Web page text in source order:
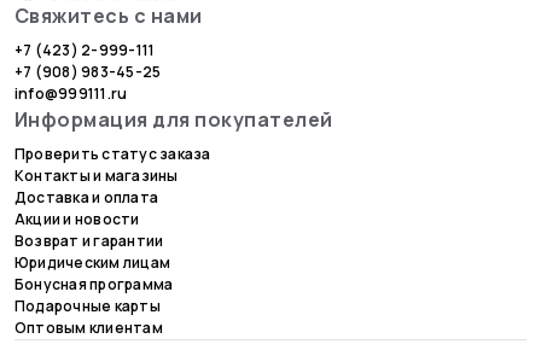
Свяжитесь с нами
+7 (423) 2-999-111
+7 (908) 983-45-25
info@999111.ru
Информация для покупателей
Проверить статус заказа
Контакты и магазины
Доставка и оплата
Акции и новости
Возврат и гарантии
Юридическим лицам
Бонусная программа
Подарочные карты
Оптовым клиентам